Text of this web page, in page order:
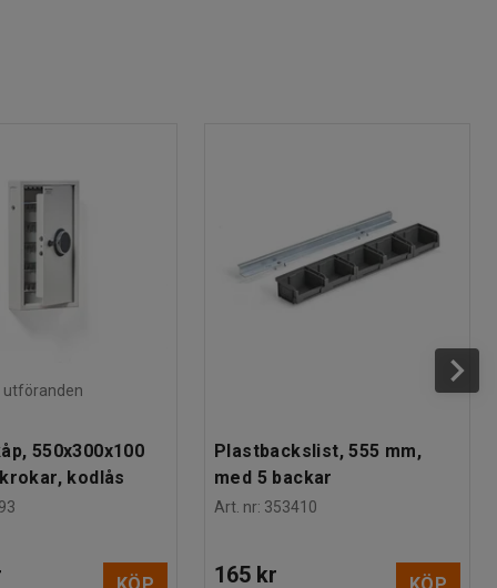
utföranden
550x300x100
kodlås
Plastbackslist, 555 mm,
med 5 backar
Art. nr: 353410
165 kr